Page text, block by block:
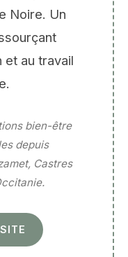
Noire. Un
et au travail
bien-être
depuis
Castres